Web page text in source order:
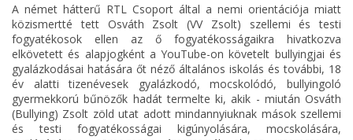
A német hátterű RTL Csoport által a nemi orientációja miatt
közismertté tett Osváth Zsolt (VV Zsolt) szellemi és testi
fogyatékosok ellen az ő fogyatékosságaikra hivatkozva
elkövetett és alapjogként a YouTube-on követelt bullyingjai és
gyalázkodásai hatására őt néző általános iskolás és további, 18
év alatti tizenévesek gyalázkodó, mocskolódó, bullyingoló
gyermekkorú bűnözők hadát termelte ki, akik - miután Osváth
(Bullying) Zsolt zöld utat adott mindannyiuknak mások szellemi
és testi fogyatékosságai kigúnyolására, mocskolására,